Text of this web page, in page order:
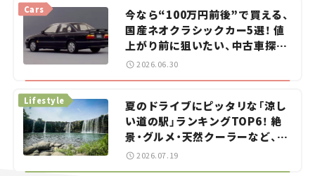
今なら“100万円前後”で買える、
国産ネオクラシックカー5選！ 値
上がり前に狙いたい、中古車探し
をお手伝い――ちょっとイケてるマ
Cars
2026.06.30
夏のドライブにピッタリな「涼し
い道の駅」ランキングTOP6！ 絶
景・グルメ・天然クーラーなど、避
暑におすすめのスポットを紹介
【道の駅マニアの推し駅ガイド】
Lifestyle
2026.07.19
メルマガ登録